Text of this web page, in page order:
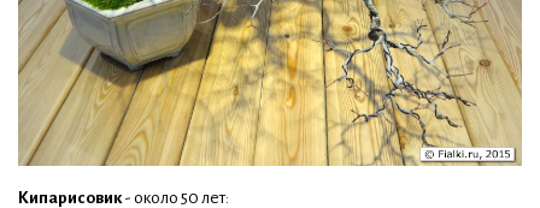
Кипарисовик - около 50 лет: